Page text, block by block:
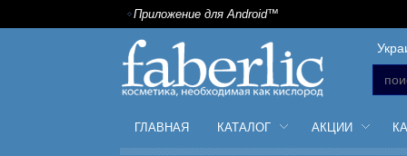
Приложение для Android™
ГЛАВНАЯ КАТАЛОГ АКЦИИ